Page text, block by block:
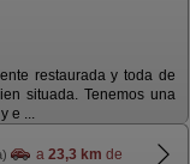
restaurada y toda de
situada. Tenemos una
e ...
a 23,3 km de